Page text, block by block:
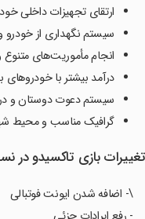
ارتقای تجهیزات داخلی
سیستم نگهداری از
انجام مأموریت‌های
درآمد بیشتر با خودروهای
سیستم دعوت دوستان و
گرافیک مناسب و محیط
تغییرات بازی تاکسیدو در
\- اضافه شدن ایونت فوتبالی